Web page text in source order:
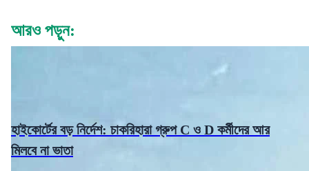
আরও পড়ুন:
হাইকোর্টের বড় নির্দেশ: চাকরিহারা গ্রুপ C ও D কর্মীদের আর
মিলবে না ভাতা